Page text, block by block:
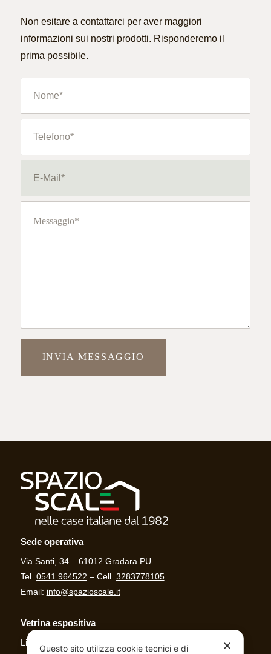
Non esitare a contattarci per aver maggiori
informazioni sui nostri prodotti. Risponderemo il
prima possibile.
Sede operativa
Via Santi, 34 – 61012 Gradara PU
Tel. 0541 964522 – Cell. 3283778105
Email: info@spazioscale.it
Vetrina espositiva
Linea Casa
✕
Questo sito utilizza cookie tecnici e di